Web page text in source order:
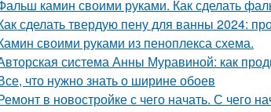
камин своими руками. Как сделать
сделать твердую пену для ванны 2024:
своими руками из пеноплекса схема.
система Анны Муравиной: как
что нужно знать о ширине обоев
в новостройке с чего начать. С чего